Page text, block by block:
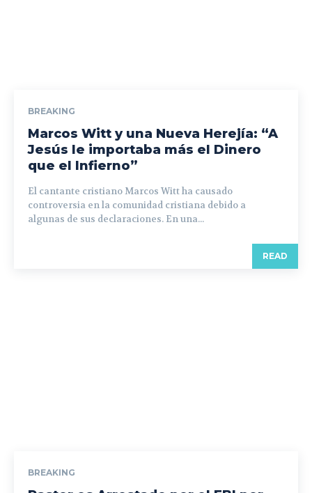
BREAKING
Marcos Witt y una Nueva Herejía: “A
Jesús le importaba más el Dinero
que el Infierno”
El cantante cristiano Marcos Witt ha causado
controversia en la comunidad cristiana debido a
algunas de sus declaraciones. En una...
READ
BREAKING